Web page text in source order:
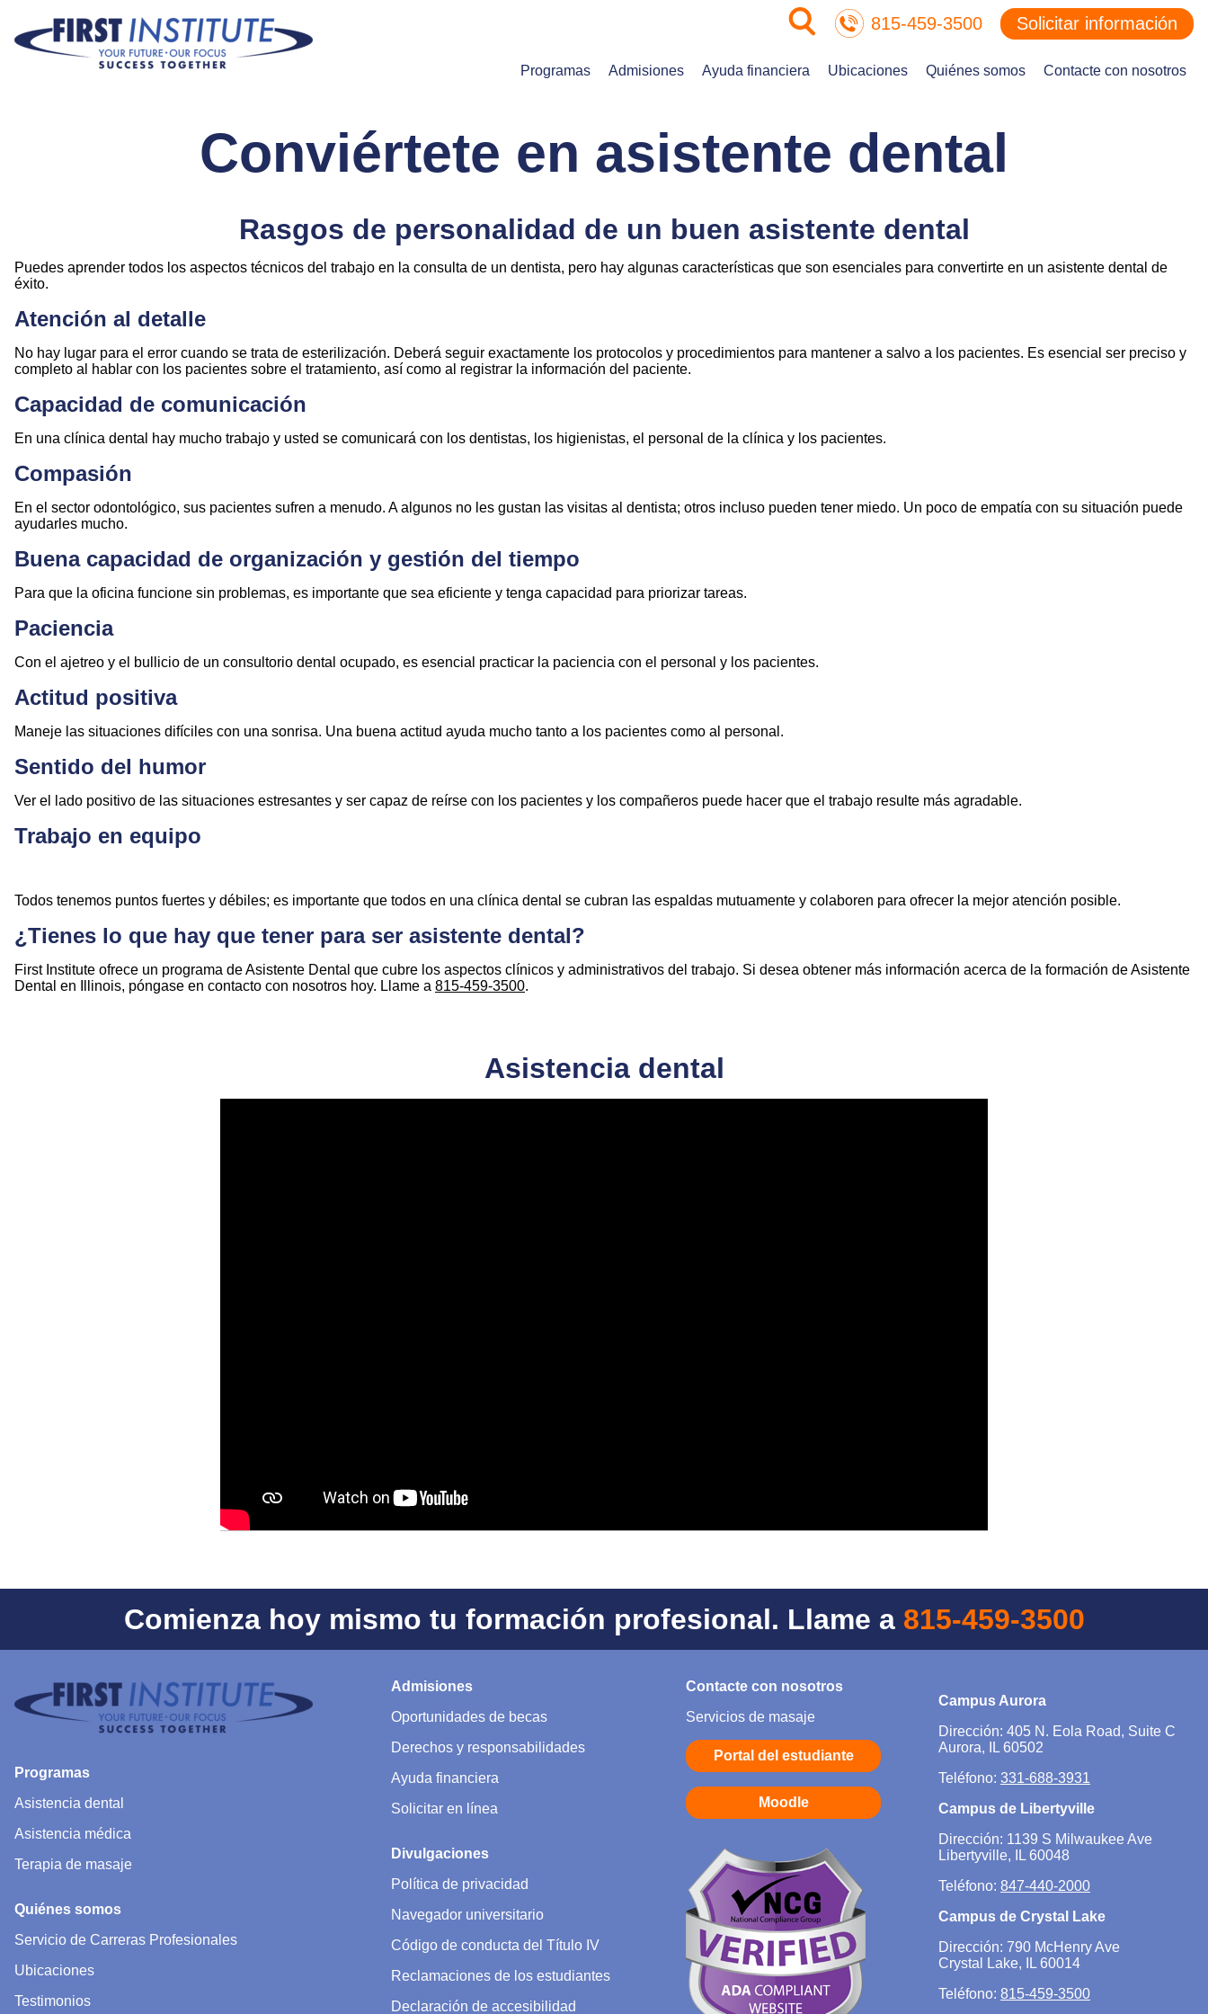
Saltar navegación 815-459-3500 Solicitar información
Programas Admisiones Ayuda financiera Ubicaciones Quiénes somos Contacte con nosotros
Conviértete en asistente dental
Rasgos de personalidad de un buen asistente dental
Puedes aprender todos los aspectos técnicos del trabajo en la consulta de un dentista, pero hay algunas características que son esenciales para convertirte en un asistente dental de
éxito.
Atención al detalle
No hay lugar para el error cuando se trata de esterilización. Deberá seguir exactamente los protocolos y procedimientos para mantener a salvo a los pacientes. Es esencial ser preciso y
completo al hablar con los pacientes sobre el tratamiento, así como al registrar la información del paciente.
Capacidad de comunicación
En una clínica dental hay mucho trabajo y usted se comunicará con los dentistas, los higienistas, el personal de la clínica y los pacientes.
Compasión
En el sector odontológico, sus pacientes sufren a menudo. A algunos no les gustan las visitas al dentista; otros incluso pueden tener miedo. Un poco de empatía con su situación puede
ayudarles mucho.
Buena capacidad de organización y gestión del tiempo
Para que la oficina funcione sin problemas, es importante que sea eficiente y tenga capacidad para priorizar tareas.
Paciencia
Con el ajetreo y el bullicio de un consultorio dental ocupado, es esencial practicar la paciencia con el personal y los pacientes.
Actitud positiva
Maneje las situaciones difíciles con una sonrisa. Una buena actitud ayuda mucho tanto a los pacientes como al personal.
Sentido del humor
Ver el lado positivo de las situaciones estresantes y ser capaz de reírse con los pacientes y los compañeros puede hacer que el trabajo resulte más agradable.
Trabajo en equipo
Todos tenemos puntos fuertes y débiles; es importante que todos en una clínica dental se cubran las espaldas mutuamente y colaboren para ofrecer la mejor atención posible.
¿Tienes lo que hay que tener para ser asistente dental?
First Institute ofrece un programa de Asistente Dental que cubre los aspectos clínicos y administrativos del trabajo. Si desea obtener más información acerca de la formación de Asistente
Dental en Illinois, póngase en contacto con nosotros hoy. Llame a 815-459-3500.
Asistencia dental
Comienza hoy mismo tu formación profesional. Llame a 815-459-3500
Programas
Asistencia dental
Asistencia médica
Terapia de masaje
Quiénes somos
Servicio de Carreras Profesionales
Ubicaciones
Testimonios
Admisiones
Oportunidades de becas
Derechos y responsabilidades
Ayuda financiera
Solicitar en línea
Divulgaciones
Política de privacidad
Navegador universitario
Código de conducta del Título IV
Reclamaciones de los estudiantes
Declaración de accesibilidad
Contacte con nosotros
Servicios de masaje
Portal del estudiante
Moodle
Campus Aurora
Dirección: 405 N. Eola Road, Suite C
Aurora, IL 60502
Teléfono: 331-688-3931
Campus de Libertyville
Dirección: 1139 S Milwaukee Ave
Libertyville, IL 60048
Teléfono: 847-440-2000
Campus de Crystal Lake
Dirección: 790 McHenry Ave
Crystal Lake, IL 60014
Teléfono: 815-459-3500